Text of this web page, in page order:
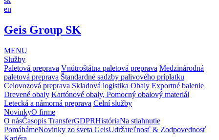
en
Geis Group SK
MENU
Služby
Paletová preprava Vnútroštátna paletová preprava Medzinárodná
paletová preprava Štandardné sadzby palivového príplatku
Celovozová preprava Skladová logistika Obaly Exportné balenie
Drevené obaly Kartónové obaly, Pomocný obalový materiál
Letecká a námorná preprava Celní služby
NovinkyO firme
O násČasopis TransferGDPRHistóriaNa stiahnutie
PomáhámeNovinky zo sveta GeisUdržateľnosť & Zodpovednosť
Kariéra